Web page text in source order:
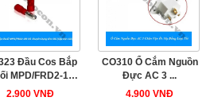
Đầu Cos Bắp
MPD/FRD2-195
Đỏ ...
2.900 VNĐ
CO310 Ổ Cắm Nguồn
Đực AC 3 ...
4.900 VNĐ